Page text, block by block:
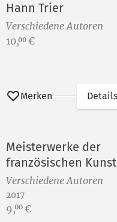
Hann Trier
Verschiedene Autoren
Preis:
10,00 €
Merken Details
Meisterwerke der
französischen
Das Puschkin-
Museum Moskau zu
Gast
Verschiedene Autoren
2017
Preis:
9,00 €